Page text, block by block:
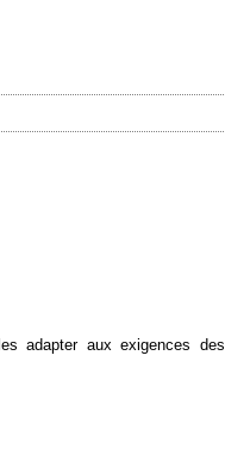
adapter aux exigences des